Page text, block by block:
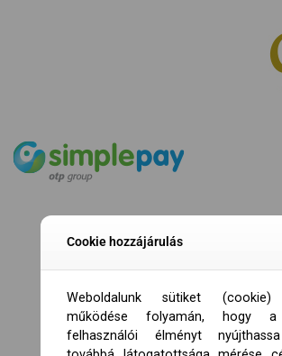
Cookie hozzájárulás
Weboldalunk sütiket (cookie)
működése folyamán, hogy a
felhasználói élményt